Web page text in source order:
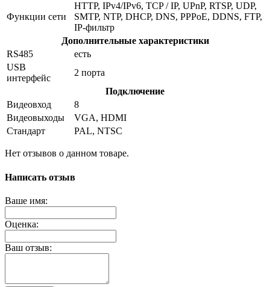
Функции сети
HTTP, IPv4/IPv6, TCP / IP, UPnP, RTSP, UDP,
SMTP, NTP, DHCP, DNS, PPPoE, DDNS, FTP,
IP-фильтр
Дополнительные характеристики
RS485
есть
USB
интерфейс
2 порта
Подключение
Видеовход
8
Видеовыходы
VGA, HDMI
Стандарт
PAL, NTSC
Нет отзывов о данном товаре.
Написать отзыв
Ваше имя:
Оценка:
Ваш отзыв: